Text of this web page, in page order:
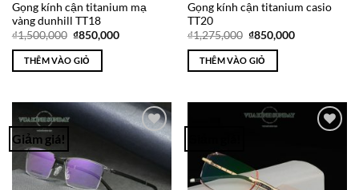
Gọng kính cận titanium mạ
vàng dunhill TT18
₫1,500,000 Giá
là:
₫1,500,000.
₫850,000Giá
THÊM VÀO GIỎ
Gọng kính cận titanium casio
TT20
₫1,275,000 Giá
là:
₫1,275,000.
₫850,000Giá
THÊM VÀO GIỎ
Giảm giá!
Add to
Wishlist